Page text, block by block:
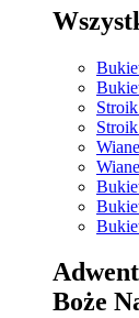
Adwent
Boże